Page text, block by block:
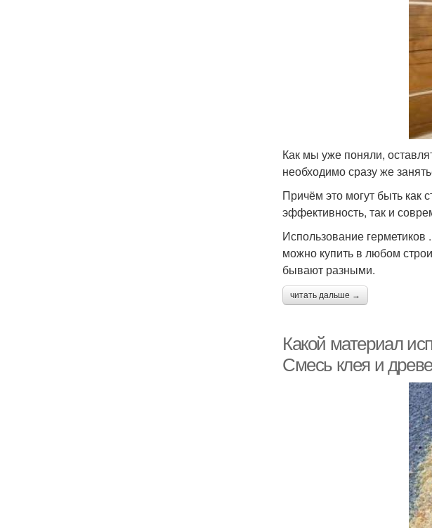
Как мы уже поняли,
необходимо сразу же
Причём это могут быть как
эффективность, так и
Использование
можно купить в любом
бывают разными.
читать дальше →
Какой материал
Смесь клея и